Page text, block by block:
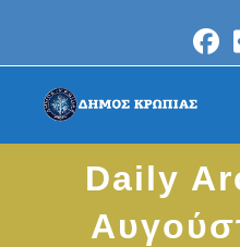
content
Daily